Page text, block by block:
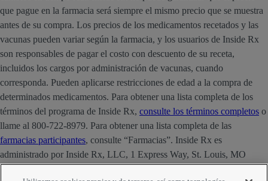
que pague en la farmacia será siempre el mismo precio que se muestra
antes de su compra. Los precios de los medicamentos recetados y las
vacunas pueden variar según la farmacia, y los usuarios de Inside Rx
son responsables de pagar el costo con descuento de su receta,
incluidos los cargos por administración de vacunas, cuando
corresponda. Pueden aplicarse restricciones de edad a la compra de
determinados medicamentos. Para obtener una lista completa de los
términos del programa de Inside Rx, consulte los términos completos o
llame al 800-722-8979. Para obtener una lista completa de las
farmacias participantes, consulte “Farmacias”. Inside Rx es
administrado por Inside Rx, LLC, 1 Express Way, St. Louis, MO